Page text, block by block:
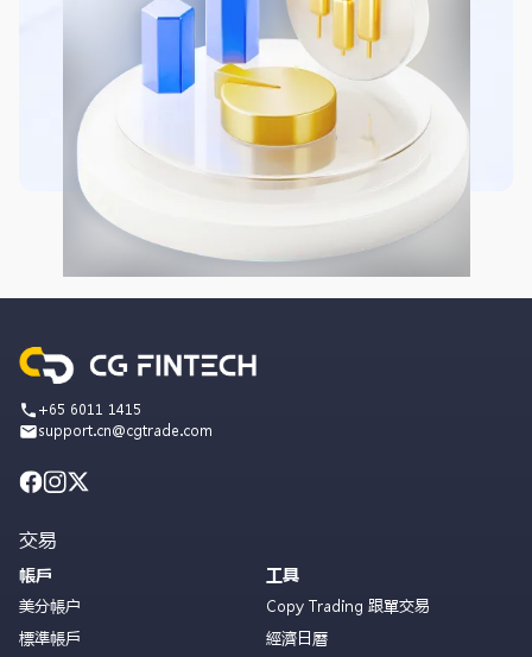
+65 6011 1415
support.cn@cgtrade.com
交易
帳戶
美分帳户
標準帳戶
工具
Copy Trading 跟單交易
經濟日曆